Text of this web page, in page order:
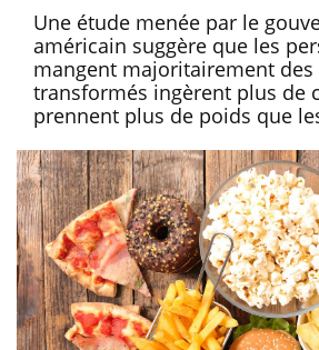
Une étude menée par le
américain suggère que les
mangent majoritairement
transformés ingèrent plus de
prennent plus de poids que